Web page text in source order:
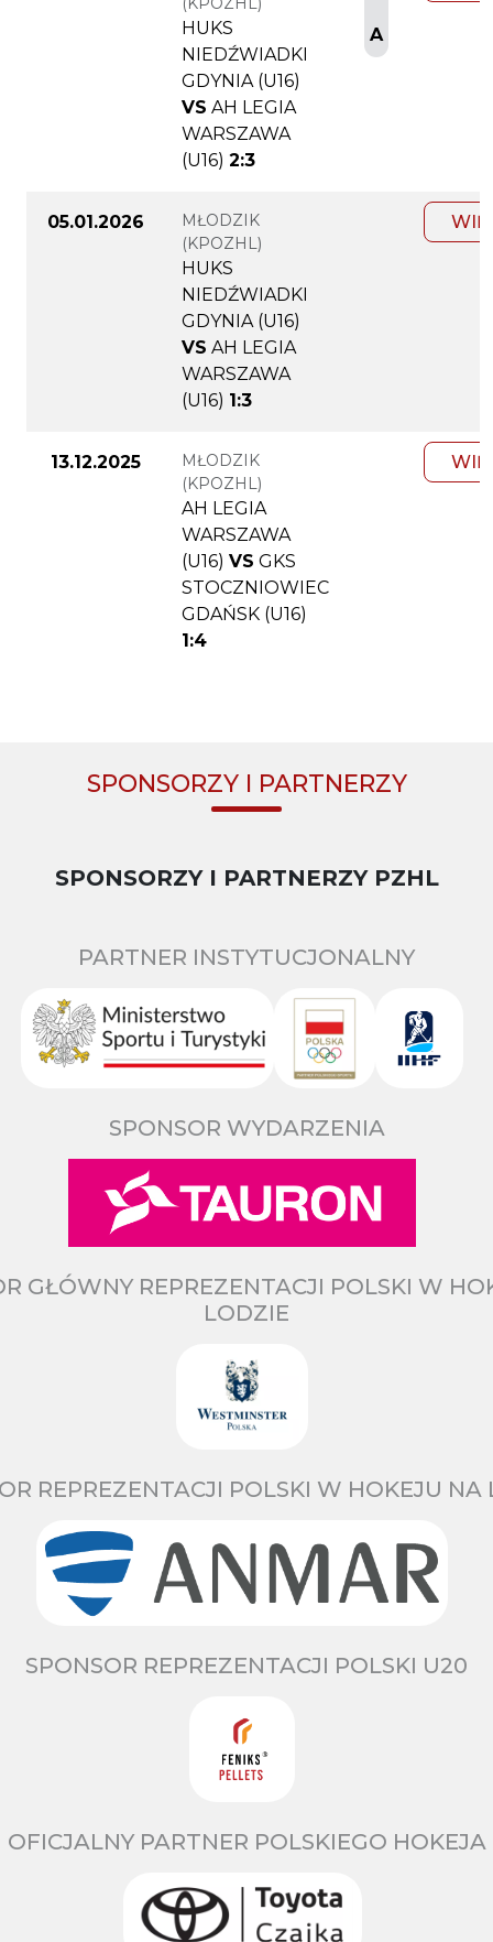
HUKS
NIEDŹWIADKI
GDYNIA (U16)
VS AH LEGIA
WARSZAWA
(U16) 2:3
A
05.01.2026
MŁODZIK
(KPOZHL)
HUKS
NIEDŹWIADKI
GDYNIA (U16)
VS AH LEGIA
WARSZAWA
(U16) 1:3
13.12.2025
MŁODZIK
(KPOZHL)
AH LEGIA
WARSZAWA
(U16) VS GKS
STOCZNIOWIEC
GDAŃSK (U16)
1:4
SPONSORZY I PARTNERZY
SPONSORZY I PARTNERZY PZHL
PARTNER INSTYTUCJONALNY
SPONSOR WYDARZENIA
GŁÓWNY REPREZENTACJI POLSKI W
LODZIE
REPREZENTACJI POLSKI W HOKEJU NA
SPONSOR REPREZENTACJI POLSKI U20
OFICJALNY PARTNER POLSKIEGO HOKEJA